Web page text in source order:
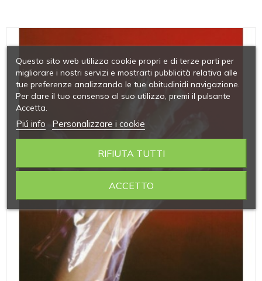
Questo sito web utilizza cookie propri e di terze parti per
migliorare i nostri servizi e mostrarti pubblicità relativa alle
tue preferenze analizzando le tue abitudinidi navigazione.
Per dare il tuo consenso al suo utilizzo, premi il pulsante
Accetta.
Piú info Personalizzare i cookie
RIFIUTA TUTTI
ACCETTO